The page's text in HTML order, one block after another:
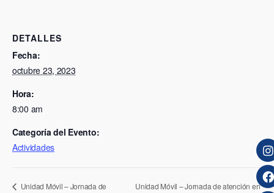
DETALLES
Fecha:
octubre 23, 2023
Hora:
8:00 am
Categoría del Evento:
Actividades
Unidad Móvil – Jornada de
Unidad Móvil – Jornada de atención en